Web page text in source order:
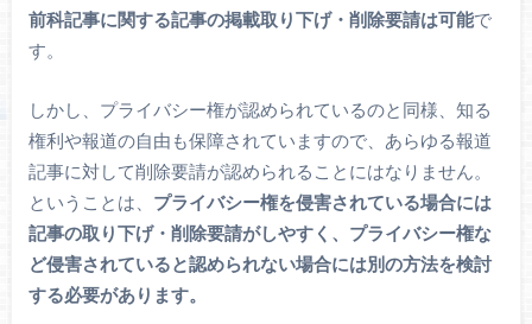
前科記事に関する記事の掲載取り下げ・削除要請は可能で
す。
しかし、プライバシー権が認められているのと同様、知る
権利や報道の自由も保障されていますので、あらゆる報道
記事に対して削除要請が認められることにはなりません。
ということは、 プライバシー権を侵害されている場合には
記事の取り下げ・削除要請がしやすく、プライバシー権な
ど侵害されていると認められない場合には別の方法を検討
する必要があります。